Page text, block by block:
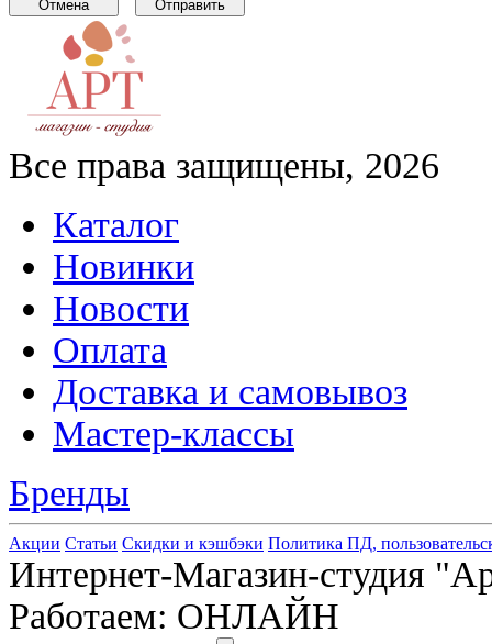
Все права защищены, 2026
Каталог
Новинки
Новости
Оплата
Доставка и самовывоз
Мастер-классы
Бренды
Акции Статьи Скидки и кэшбэки Политика ПД,
Интернет-Магазин-студия
Работаем: ОНЛАЙН